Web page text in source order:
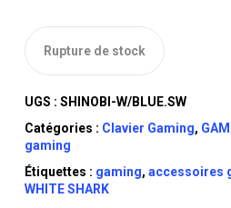
Rupture de stock
UGS : SHINOBI-W/BLUE.SW
Catégories : Clavier Gaming,
gaming
Étiquettes : gaming, accessoires
WHITE SHARK